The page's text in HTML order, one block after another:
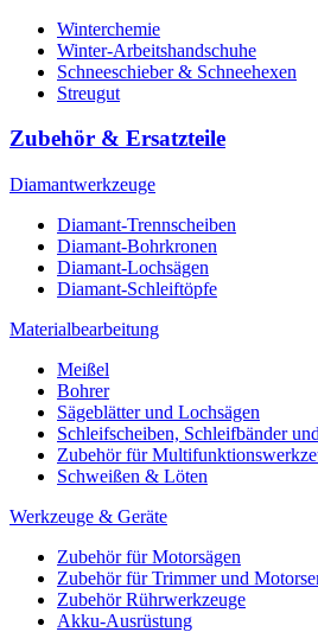
Winterchemie
Winter-Arbeitshandschuhe
Schneeschieber & Schneehexen
Streugut
Zubehör & Ersatzteile
Diamantwerkzeuge
Diamant-Trennscheiben
Diamant-Bohrkronen
Diamant-Lochsägen
Diamant-Schleiftöpfe
Materialbearbeitung
Meißel
Bohrer
Sägeblätter und Lochsägen
Schleifscheiben, Schleifbänder
Zubehör für
Schweißen & Löten
Werkzeuge & Geräte
Zubehör für Motorsägen
Zubehör für Trimmer und
Zubehör Rührwerkzeuge
Akku-Ausrüstung